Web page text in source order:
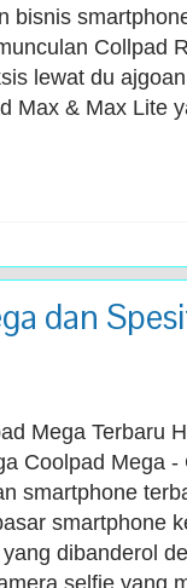
bisnis
Collpad
lewat du
Max & Max Lite
dan
Mega Terbaru
Coolpad Mega
smartphone
smartphone
dibanderol
selfie yang